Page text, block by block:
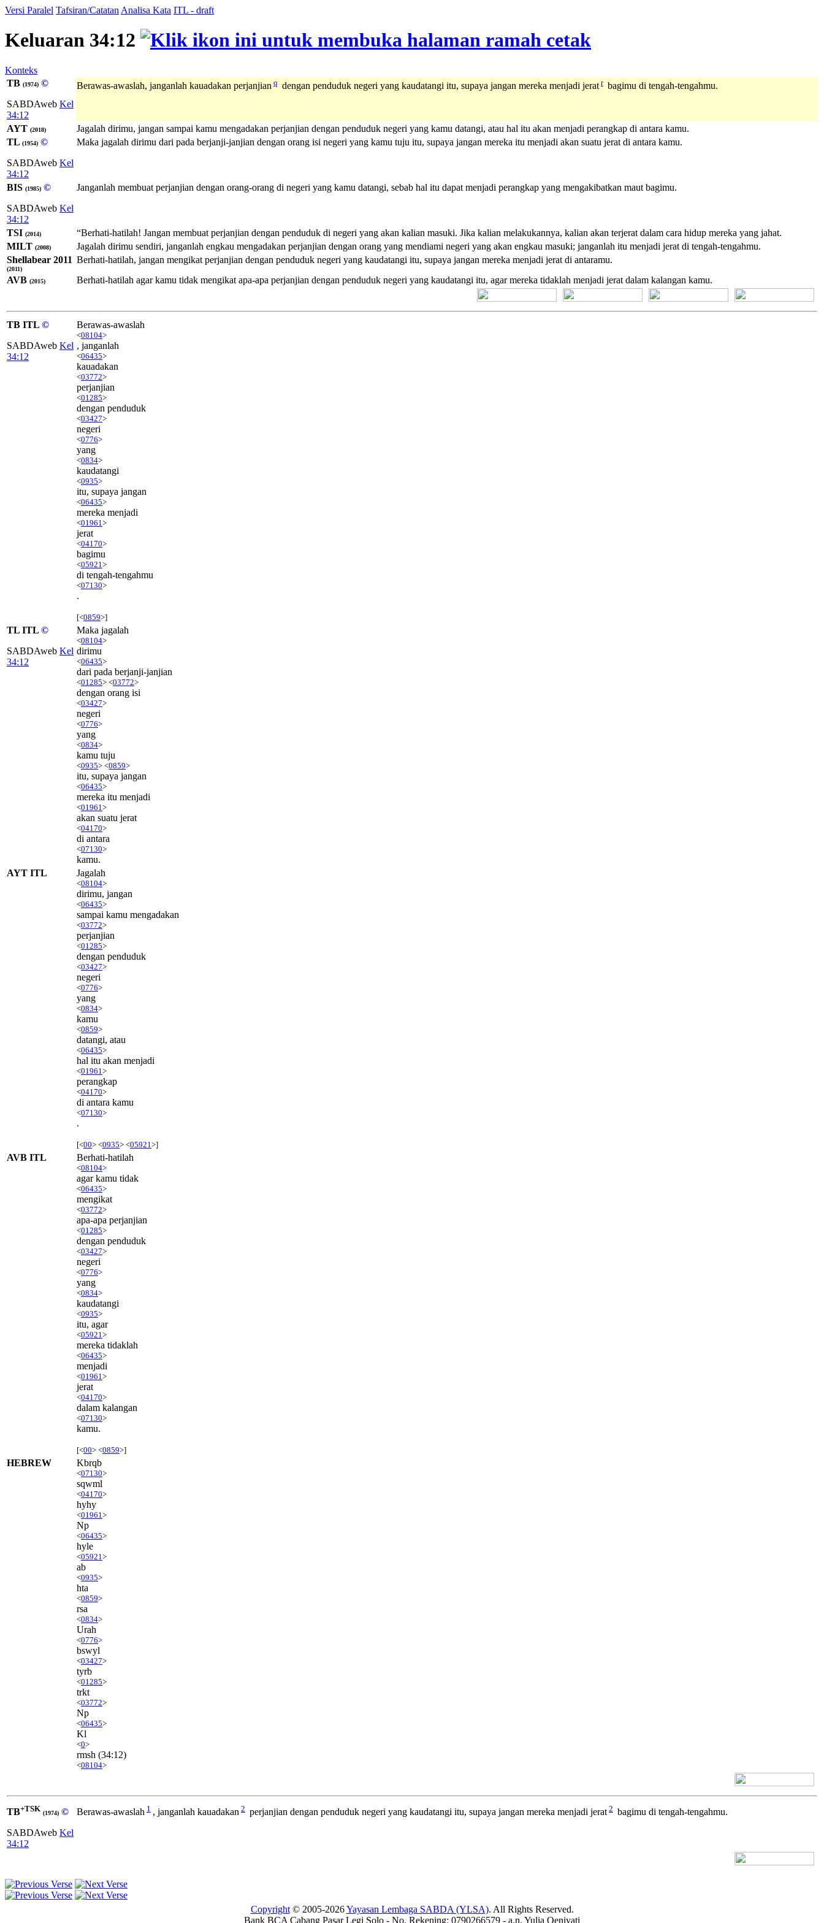
Versi Paralel Tafsiran/Catatan Analisa Kata ITL - draft
Keluaran 34:12
Konteks
TB (1974) ©
SABDAweb Kel
34:12
Berawas-awaslah, janganlah kauadakan perjanjian q dengan penduduk negeri yang kaudatangi itu, supaya jangan mereka menjadi jerat r bagimu di tengah-tengahmu.
AYT (2018)
Jagalah dirimu, jangan sampai kamu mengadakan perjanjian dengan penduduk negeri yang kamu datangi, atau hal itu akan menjadi perangkap di antara kamu.
TL (1954) ©
SABDAweb Kel
34:12
Maka jagalah dirimu dari pada berjanji-janjian dengan orang isi negeri yang kamu tuju itu, supaya jangan mereka itu menjadi akan suatu jerat di antara kamu.
BIS (1985) ©
SABDAweb Kel
34:12
Janganlah membuat perjanjian dengan orang-orang di negeri yang kamu datangi, sebab hal itu dapat menjadi perangkap yang mengakibatkan maut bagimu.
TSI (2014)
“Berhati-hatilah! Jangan membuat perjanjian dengan penduduk di negeri yang akan kalian masuki. Jika kalian melakukannya, kalian akan terjerat dalam cara hidup mereka yang jahat.
MILT (2008)
Jagalah dirimu sendiri, janganlah engkau mengadakan perjanjian dengan orang yang mendiami negeri yang akan engkau masuki; janganlah itu menjadi jerat di tengah-tengahmu.
Shellabear 2011
(2011)
Berhati-hatilah, jangan mengikat perjanjian dengan penduduk negeri yang kaudatangi itu, supaya jangan mereka menjadi jerat di antaramu.
AVB (2015) Berhati-hatilah agar kamu tidak mengikat apa-apa perjanjian dengan penduduk negeri yang kaudatangi itu, agar mereka tidaklah menjadi jerat dalam kalangan kamu.
TB ITL ©
SABDAweb Kel
34:12
Berawas-awaslah
<08104>
, janganlah
<06435>
kauadakan
<03772>
perjanjian
<01285>
dengan penduduk
<03427>
negeri
<0776>
yang
<0834>
kaudatangi
<0935>
itu, supaya jangan
<06435>
mereka menjadi
<01961 >
jerat
<04170>
bagimu
<05921 >
di tengah-tengahmu
<07130>
.
[<0859>]
TL ITL ©
SABDAweb Kel
34:12
Maka jagalah
<08104>
dirimu
<06435>
dari pada berjanji-janjian
<01285> <03772>
dengan orang isi
<03427>
negeri
<0776>
yang
<0834>
kamu tuju
<0935> <0859>
itu, supaya jangan
<06435>
mereka itu menjadi
<01961 >
akan suatu jerat
<04170>
di antara
<07130>
kamu.
AYT ITL
Jagalah
<08104>
dirimu, jangan
<06435>
sampai kamu mengadakan
<03772>
perjanjian
<01285>
dengan penduduk
<03427>
negeri
<0776>
yang
<0834>
kamu
<0859>
datangi, atau
<06435>
hal itu akan menjadi
<01961 >
perangkap
<04170>
di antara kamu
<07130>
.
[<00> <0935> <05921 >]
AVB ITL Berhati-hatilah
<08104>
agar kamu tidak
<06435>
mengikat
<03772>
apa-apa perjanjian
<01285>
dengan penduduk
<03427>
negeri
<0776>
yang
<0834>
kaudatangi
<0935>
itu, agar
<05921 >
mereka tidaklah
<06435>
menjadi
<01961 >
jerat
<04170>
dalam kalangan
<07130>
kamu.
[<00> <0859>]
HEBREW Kbrqb
<07130>
sqwml
<04170>
hyhy
<01961 >
Np
<06435>
hyle
<05921 >
ab
<0935>
hta
<0859>
rsa
<0834>
Urah
<0776>
bswyl
<03427>
tyrb
<01285>
trkt
<03772>
Np
<06435>
Kl
<0>
rmsh (34:12)
<08104>
TB+TSK (1974) ©
SABDAweb Kel
34:12
Berawas-awaslah 1 , janganlah kauadakan 2 perjanjian dengan penduduk negeri yang kaudatangi itu, supaya jangan mereka menjadi jerat 2 bagimu di tengah-tengahmu.
Copyright© 2005-2026Yayasan Lembaga SABDA (YLSA). All Rights Reserved.
Bank BCA Cabang Pasar Legi Solo - No. Rekening: 0790266579 - a.n. Yulia Oeniyati